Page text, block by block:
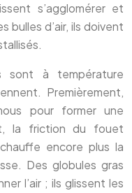
s’agglomérer et
bulles d’air, ils doivent
sont à température
Premièrement,
pour former une
la friction du fouet
encore plus la
Des globules gras
l’air ; ils glissent les